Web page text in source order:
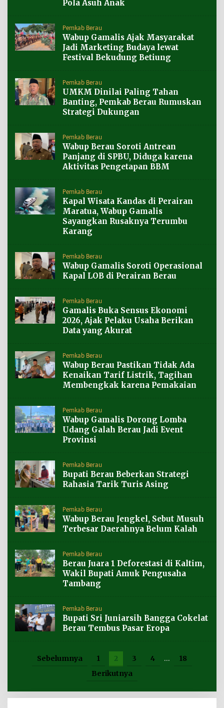
Pola Asuh Anak
Pemkab Berau
Wabup Gamalis Ajak Masyarakat
Jadi Marketing Budaya lewat
Festival Bekudung Betiung
Pemkab Berau
UMKM Dinilai Paling Tahan
Banting, Pemkab Berau Rumuskan
Strategi Dukungan
Pemkab Berau
Wabup Berau Soroti Antrean
Panjang di SPBU, Diduga karena
Aktivitas Pengetapan BBM
Pemkab Berau
Kapal Wisata Kandas di Perairan
Maratua, Wabup Gamalis
Sayangkan Rusaknya Terumbu
Karang
Pemkab Berau
Wabup Gamalis Soroti Operasional
Kapal LOB di Perairan Berau
Pemkab Berau
Gamalis Buka Sensus Ekonomi
2026, Ajak Pelaku Usaha Berikan
Data yang Akurat
Pemkab Berau
Wabup Berau Pastikan Tidak Ada
Kenaikan Tarif Listrik, Tagihan
Membengkak karena Pemakaian
Pemkab Berau
Wabup Gamalis Dorong Lomba
Udang Galah Berau Jadi Event
Provinsi
Pemkab Berau
Bupati Berau Beberkan Strategi
Rahasia Tarik Turis Asing
Pemkab Berau
Wabup Berau Jengkel, Sebut Musuh
Terbesar Daerahnya Belum Kalah
Pemkab Berau
Berau Juara 1 Deforestasi di Kaltim,
Wakil Bupati Amuk Pengusaha
Tambang
Pemkab Berau
Bupati Sri Juniarsih Bangga Cokelat
Berau Tembus Pasar Eropa
Sebelumnya 1 2 3 4 …
18
Berikutnya